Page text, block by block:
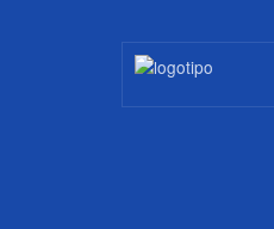
Imagen